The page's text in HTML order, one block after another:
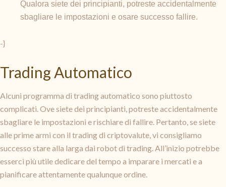
Qualora siete dei principianti, potreste accidentalmente
sbagliare le impostazioni e osare successo fallire.
-}
Trading Automatico
Alcuni programma di trading automatico sono piuttosto
complicati. Ove siete dei principianti, potreste accidentalmente
sbagliare le impostazioni e rischiare di fallire. Pertanto, se siete
alle prime armi con il trading di criptovalute, vi consigliamo
successo stare alla larga dai robot di trading. All’inizio potrebbe
esserci più utile dedicare del tempo a imparare i mercati e a
pianificare attentamente qualunque ordine.